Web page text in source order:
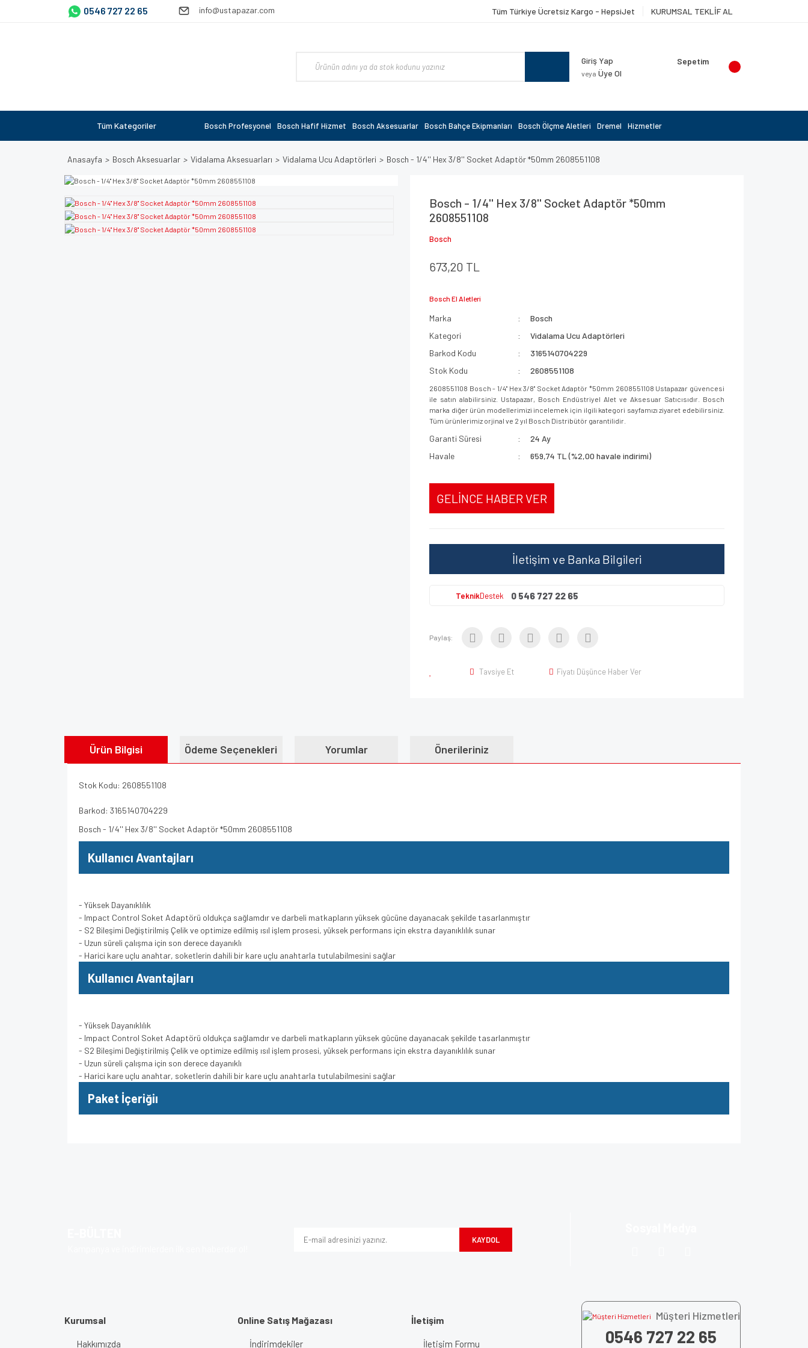
0546 727 22 65 info@ustapazar.com Tüm Türkiye Ücretsiz Kargo - HepsiJet KURUMSAL TEKLİF AL
Giriş Yap
veya Üye Ol
Sepetim
Tüm Kategoriler Bosch Profesyonel Bosch Hafif Hizmet Bosch Aksesuarlar Bosch Bahçe Ekipmanları Bosch Ölçme Aletleri Dremel Hizmetler
Anasayfa Bosch Aksesuarlar Vidalama Aksesuarları Vidalama Ucu Adaptörleri Bosch - 1/4'' Hex 3/8'' Socket Adaptör *50mm 2608551108
Bosch - 1/4'' Hex 3/8'' Socket Adaptör *50mm
2608551108
Bosch
673,20 TL
Bosch El Aletleri
Marka
Bosch
Kategori
Vidalama Ucu Adaptörleri
Barkod Kodu
3165140704229
Stok Kodu
2608551108
2608551108 Bosch - 1/4'' Hex 3/8'' Socket Adaptör *50mm 2608551108 Ustapazar güvencesi
ile satın alabilirsiniz. Ustapazar, Bosch Endüstriyel Alet ve Aksesuar Satıcısıdır. Bosch
marka diğer ürün modellerimizi incelemek için ilgili kategori sayfamızı ziyaret edebilirsiniz.
Tüm ürünlerimiz orjinal ve 2 yıl Bosch Distribütör garantilidir.
Garanti Süresi
24 Ay
Havale
659,74 TL (%2,00 havale indirimi)
GELİNCE HABER VER
İletişim ve Banka Bilgileri
TeknikDestek 0 546 727 22 65
Paylaş:
Tavsiye Et Fiyatı Düşünce Haber Ver
Ürün Bilgisi Ödeme Seçenekleri Yorumlar Önerileriniz
Stok Kodu: 2608551108
Barkod: 3165140704229
Bosch - 1/4'' Hex 3/8'' Socket Adaptör *50mm 2608551108
Kullanıcı Avantajları
- Yüksek Dayanıklılık
- Impact Control Soket Adaptörü oldukça sağlamdır ve darbeli matkapların yüksek gücüne dayanacak şekilde tasarlanmıştır
- S2 Bileşimi Değiştirilmiş Çelik ve optimize edilmiş ısıl işlem prosesi, yüksek performans için ekstra dayanıklılık sunar
- Uzun süreli çalışma için son derece dayanıklı
- Harici kare uçlu anahtar, soketlerin dahili bir kare uçlu anahtarla tutulabilmesini sağlar
Kullanıcı Avantajları
- Yüksek Dayanıklılık
- Impact Control Soket Adaptörü oldukça sağlamdır ve darbeli matkapların yüksek gücüne dayanacak şekilde tasarlanmıştır
- S2 Bileşimi Değiştirilmiş Çelik ve optimize edilmiş ısıl işlem prosesi, yüksek performans için ekstra dayanıklılık sunar
- Uzun süreli çalışma için son derece dayanıklı
- Harici kare uçlu anahtar, soketlerin dahili bir kare uçlu anahtarla tutulabilmesini sağlar
Paket İçeriğiı
KAYDOL
Kurumsal
Hakkımızda
Online Satış Mağazası
İndirimdekiler
İletişim
İletişim Formu
Müşteri Hizmetleri
0546 727 22 65